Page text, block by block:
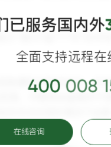
“某ICP备***号”的字
遭受互联网攻击。未
差。尽管网站备案并
合法合规的情况下运
已服务国内外
全面支持远程在
400 008
在线咨询